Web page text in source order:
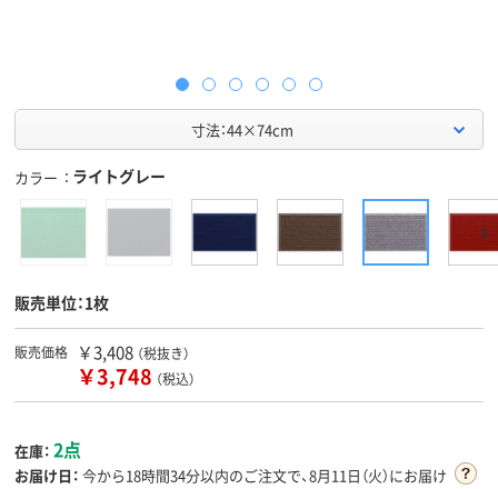
寸法：44×74cm
カラー ライトグレー
販売単位：1枚
販売価格 ￥3,408 （税抜き）
￥3,748 （税込）
在庫： 2点
お届け日： 今から18時間34分以内のご注文で、8月11日（火）にお届け